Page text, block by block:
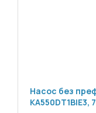
Насос без